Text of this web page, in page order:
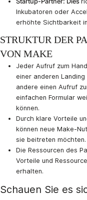
Inkubatoren oder
erhöhte Sichtbarkeit
STRUKTUR DER
VON MAKE
Jeder Aufruf zum
einer anderen
andere einen Aufruf
einfachen Formular
können.
Durch klare Vorteile
können neue Make-
sie beitreten möchten.
Die Ressourcen des
Vorteile und
erhalten.
Schauen Sie es